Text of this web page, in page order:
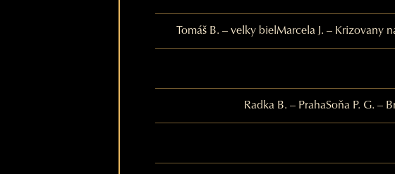
Tomáš B. – velky biel Marcela J. – Krizovany
Radka B. – PrahaSoňa P. G. –